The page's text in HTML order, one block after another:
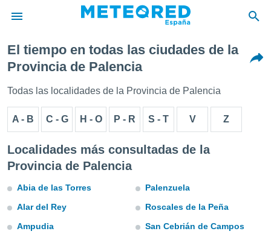
de
por
para
la
que se
a este
las
forma
El tiempo en todas las ciudades de la
Provincia de Palencia
Todas las localidades de la Provincia de Palencia
A - B C - G H - O P - R S - T V Z
Localidades más consultadas de la
Provincia de Palencia
Abia de las Torres
Alar del Rey
Ampudia
Palenzuela
Roscales de la Peña
San Cebrián de Campos